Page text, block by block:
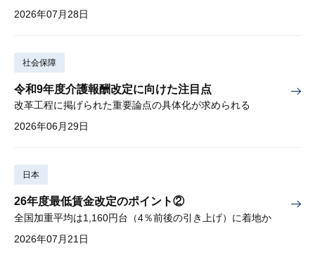
2026年07月28日
社会保障
令和9年度介護報酬改定に向けた注目点
改革工程に掲げられた重要論点の具体化が求められる
2026年06月29日
日本
26年度最低賃金改定のポイント②
全国加重平均は1,160円台（4％前後の引き上げ）に着地か
2026年07月21日